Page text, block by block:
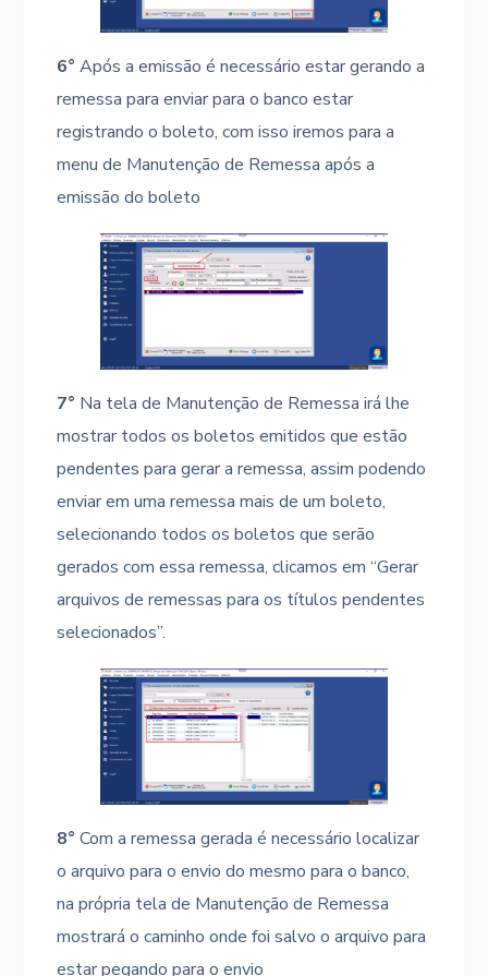
6° Após a emissão é necessário estar gerando a
remessa para enviar para o banco estar
registrando o boleto, com isso iremos para a
menu de Manutenção de Remessa após a
emissão do boleto
7° Na tela de Manutenção de Remessa irá lhe
mostrar todos os boletos emitidos que estão
pendentes para gerar a remessa, assim podendo
enviar em uma remessa mais de um boleto,
selecionando todos os boletos que serão
gerados com essa remessa, clicamos em “Gerar
arquivos de remessas para os títulos pendentes
selecionados”.
8° Com a remessa gerada é necessário localizar
o arquivo para o envio do mesmo para o banco,
na própria tela de Manutenção de Remessa
mostrará o caminho onde foi salvo o arquivo para
estar pegando para o envio